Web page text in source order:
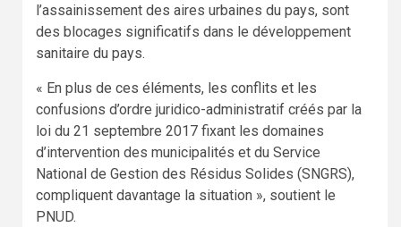
l’assainissement des aires urbaines du pays, sont
des blocages significatifs dans le développement
sanitaire du pays.
« En plus de ces éléments, les conflits et les
confusions d’ordre juridico-administratif créés par la
loi du 21 septembre 2017 fixant les domaines
d’intervention des municipalités et du Service
National de Gestion des Résidus Solides (SNGRS),
compliquent davantage la situation », soutient le
PNUD.